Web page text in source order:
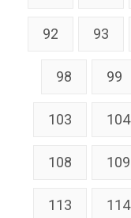
92 93
98 99
103 104
108 109
113 114